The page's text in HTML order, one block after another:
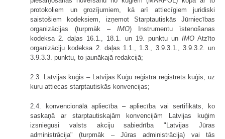
protokoliem un grozījumiem, kā arī attiecīgiem juridiski
saistošiem kodeksiem, izņemot Starptautiskās Jūrniecības
organizācijas (turpmāk – IMO) Instrumentu īstenošanas
kodeksa 2. daļas 16.1., 18.1. un 19. punktu un IMOAtzīto
organizāciju kodeksa 2. daļas 1.1., 1.3., 3.9.3.1., 3.9.3.2. un
3.9.3.3. punktu, to jaunākajā redakcijā;
2.3. Latvijas kuģis – Latvijas Kuģu reģistrā reģistrēts kuģis, uz
kuru attiecas starptautiskās konvencijas;
2.4. konvencionālā apliecība – apliecība vai sertifikāts, ko
saskaņā ar starptautiskajām konvencijām Latvijas kuģim
izsniegusi valsts akciju sabiedrība "Latvijas Jūras
administrācija" (turpmāk – Jūras administrācija) vai tās